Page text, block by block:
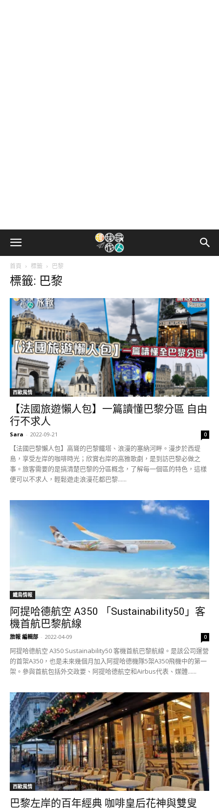
首頁 標籤 巴黎
標籤: 巴黎
西歐風情
【法國旅遊懶人包】一篇讀懂巴黎分區 自由
行不求人
Sara - 2022-09-21 0
【法國巴黎懶人包】高聳的巴黎鐵塔、浪漫的塞納河畔。漫步於西堤
島，享受左岸的咖啡時光；欣賞右岸的高雅歌劇，是到訪巴黎必做之
事。旅客需要的是搞清楚巴黎的分區概念，了解每一個區的特色，這樣
便可以不求人，輕鬆遊走浪漫花都巴黎......
鐵鳥情報
阿提哈德航空 A350 「Sustainability50」客
機首航巴黎航線
旅報 編輯部 - 2022-04-09 0
阿提哈德航空 A350 Sustainability50 客機首航巴黎航線。是該公司運營
的首架A350，也是未來幾個月加入阿提哈德機隊5架A350飛機中的第一
架。參與首航包括外交政要、阿提哈德航空和Airbus代表、媒體......
西歐風情
巴黎左岸的百年經典 咖啡皇后花神與雙叟